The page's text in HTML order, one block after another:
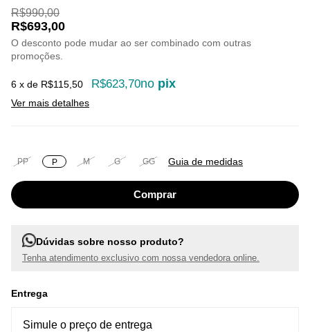
R$990,00
R$693,00
O desconto pode mudar ao ser combinado com outras
promoções.
6 x de R$115,50 R$623,70no pix
Ver mais detalhes
PP P M G GG Guia de medidas
Dúvidas sobre nosso produto?
Tenha atendimento exclusivo com nossa vendedora online.
Entrega
Entregas para o CEP:
Simule o preço de entrega